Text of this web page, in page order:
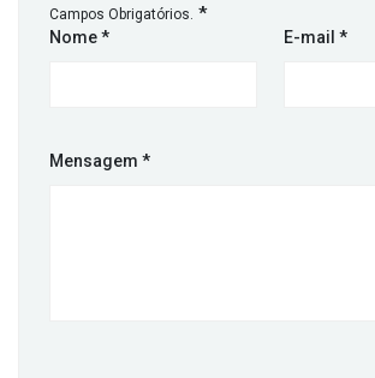
Campos Obrigatórios. *
Nome* E-mail *
Mensagem *